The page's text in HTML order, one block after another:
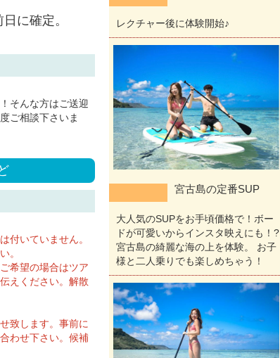
に確定。
そんな方はご送迎
ご相談下さいま
付いていません。
。
希望の場合はツア
えください。解散
致します。事前に
わせ下さい。候補
レクチャー後に体験開始♪
宮古島の定番SUP
大人気のSUPをお手頃価格で！ボー
ドが可愛いからインスタ映えにも！?
宮古島の綺麗な海の上を体験。 お子
様と二人乗りでも楽しめちゃう！